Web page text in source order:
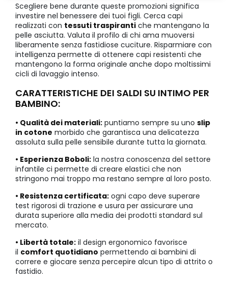
Scegliere bene durante queste promozioni significa
investire nel benessere dei tuoi figli. Cerca capi
realizzati con tessuti traspiranti che mantengano la
pelle asciutta. Valuta il profilo di chi ama muoversi
liberamente senza fastidiose cuciture. Risparmiare con
intelligenza permette di ottenere capi resistenti che
mantengono la forma originale anche dopo moltissimi
cicli di lavaggio intenso.
CARATTERISTICHE DEI SALDI SU INTIMO PER
BAMBINO:
• Qualità dei materiali: puntiamo sempre su uno slip
in cotone morbido che garantisca una delicatezza
assoluta sulla pelle sensibile durante tutta la giornata.
• Esperienza Boboli: la nostra conoscenza del settore
infantile ci permette di creare elastici che non
stringono mai troppo ma restano sempre al loro posto.
• Resistenza certificata: ogni capo deve superare
test rigorosi di trazione e usura per assicurare una
durata superiore alla media dei prodotti standard sul
mercato.
• Libertà totale: il design ergonomico favorisce
il comfort quotidiano permettendo ai bambini di
correre e giocare senza percepire alcun tipo di attrito o
fastidio.